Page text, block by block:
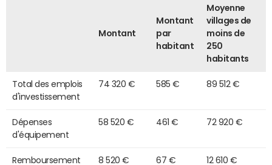
Montant
Montant
par
habitant
Moyenne
villages de
moins de
250
habitants
Total des emplois
d'investissement
74 320 € 585 € 89 512 €
Dépenses
d'équipement
58 520 € 461 € 72 920 €
Remboursement
8 520 € 67 € 12 610 €